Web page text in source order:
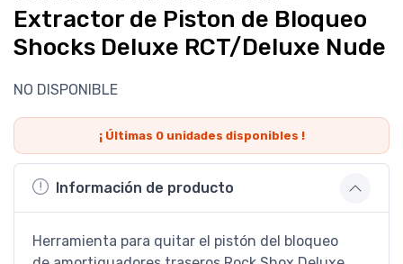
Extractor de Piston de Bloqueo
Shocks Deluxe RCT/Deluxe Nude
NO DISPONIBLE
¡ Últimas 0unidades disponibles !
Información de producto
Herramienta para quitar el pistón del bloqueo